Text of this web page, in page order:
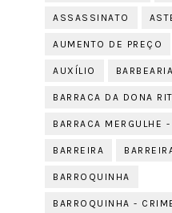
ASSASSINATO
AUMENTO DE PREÇO
AUXÍLIO BARBEARIA
BARRACA DA DONA
BARRACA MERGULHE
BARREIRA
BARROQUINHA
BARROQUINHA -